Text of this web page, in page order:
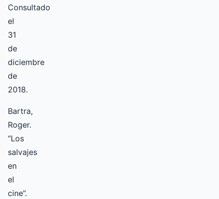
Consultado
el
31
de
diciembre
de
2018.
Bartra,
Roger.
“Los
salvajes
en
el
cine”.